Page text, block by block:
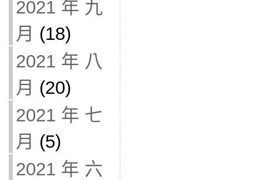
2021 年 九
月 (18)
2021 年 八
月 (20)
2021 年 七
月 (5)
2021 年 六